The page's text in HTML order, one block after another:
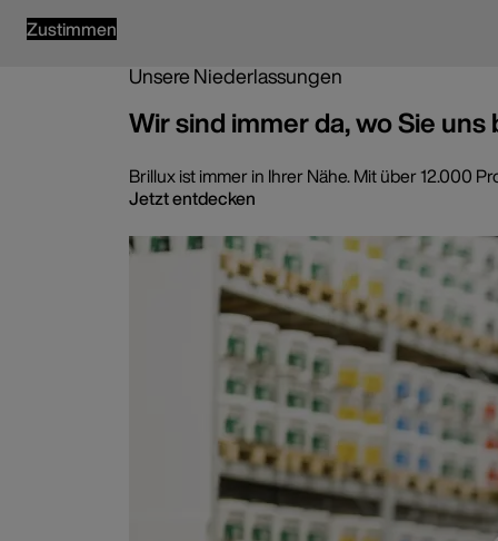
Zustimmen
Unsere Niederlassungen
Wir sind immer da, wo Sie uns
Brillux ist immer in Ihrer Nähe. Mit über 12.000
Jetzt entdecken